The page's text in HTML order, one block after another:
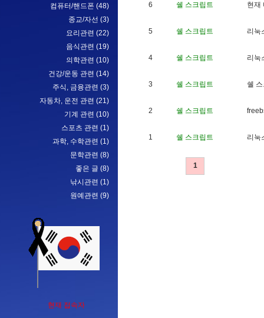
컴퓨터/핸드폰 (48)
종교/자선 (3)
요리관련 (22)
음식관련 (19)
의학관련 (10)
건강/운동 관련 (14)
주식, 금융관련 (3)
자동차, 운전 관련 (21)
기계 관련 (10)
스포츠 관련 (1)
과학, 수학관련 (1)
문학관련 (8)
좋은 글 (8)
낚시관련 (1)
원예관련 (9)
현재 접속자
6 쉘 스크립트 현재
5 쉘 스크립트 리 눅
4 쉘 스크립트 리 눅
3 쉘 스크립트 쉘 스
2 쉘 스크립트 freeb
1 쉘 스크립트 리 눅
1